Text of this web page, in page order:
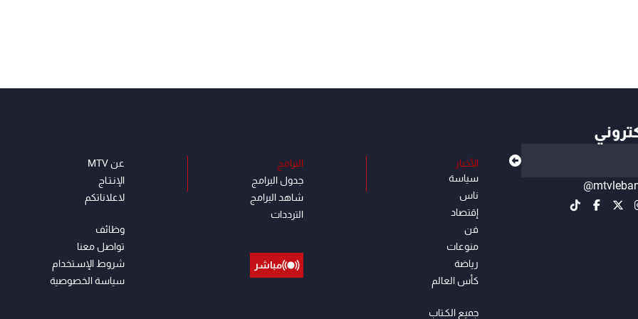
الأخبار
سياسة
ناس
إقتصاد
فن
منوعات
رياضة
كأس العالم
جميع الكـتاب
البرامج
جدول البرامج
شاهد البرامج
الترددات
مباشر
عن MTV
الإنـتـاج
لاعلاناتكم
وظائف
تواصل معنا
شروط الإسـتخدام
سياسة الخصوصية